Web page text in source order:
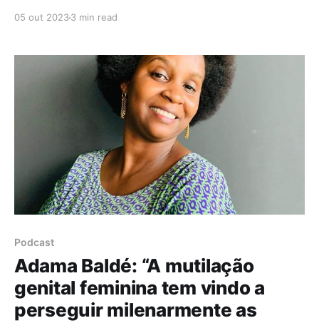
discriminação ainda estão presentes. Tem hoje 51
anos de idade, mas foi
05 out 20233 min read
Podcast
Adama Baldé: “A mutilação
genital feminina tem vindo a
perseguir milenarmente as